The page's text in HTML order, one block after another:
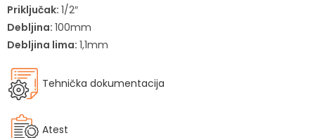
Priključak: 1/2″
Debljina: 100mm
Debljina lima: 1,1mm
Tehnička dokumentacija
Atest